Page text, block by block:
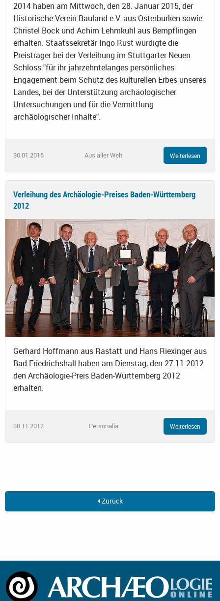
2014 haben am Mittwoch, den 28. Januar 2015, der
Historische Verein Bauland e.V. aus Osterburken sowie
Christel Bock und Achim Lehmkuhl aus Bempflingen
erhalten. Staatssekretär Ingo Rust würdigte die
Preisträger bei der Verleihung im Stuttgarter Neuen
Schloss "für ihr jahrzehntelanges persönliches
Engagement beim Schutz des kulturellen Erbes unseres
Landes, bei der Unterstützung archäologischer
Untersuchungen und für die Vermittlung
archäologischer Inhalte".
30.01.2015 Aus aller Welt Weiterlesen
Verleihung des Archäologie-Preises Baden-Württemberg
2012
Gerhard Hoffmann aus Rastatt und Hans Riexinger aus
Bad Friedrichshall haben am Dienstag, den 27.11.2012
den Archäologie-Preis Baden-Württemberg 2012
erhalten.
30.11.2012 Personalia Weiterlesen
Zurück